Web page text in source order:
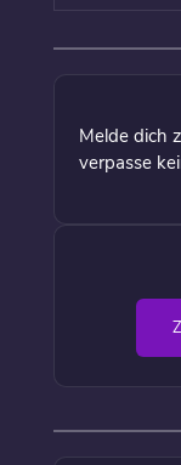
Melde dich
verpasse